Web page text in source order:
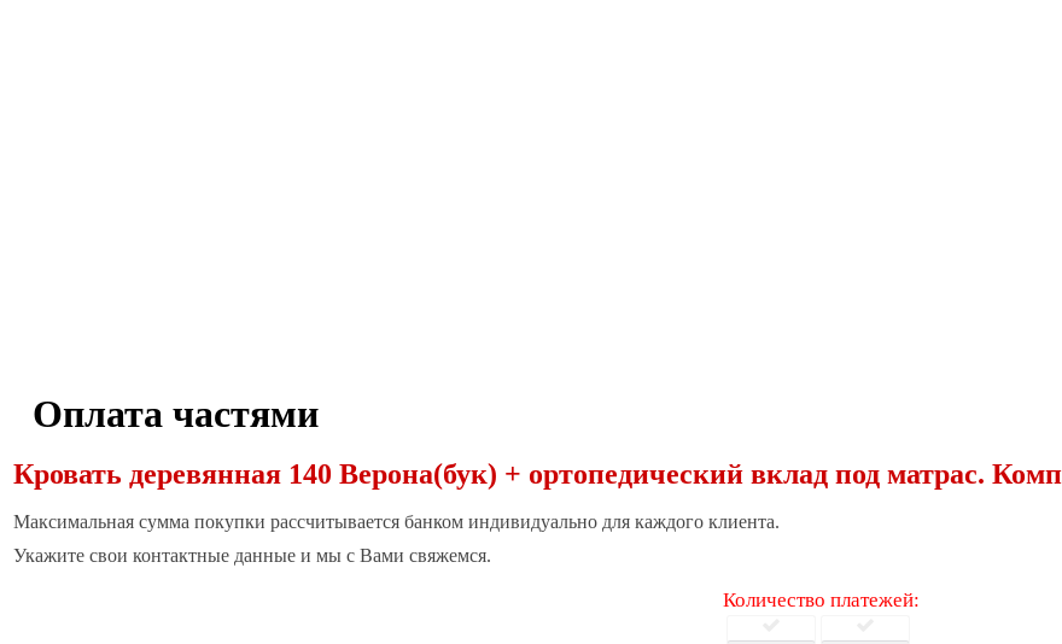
Оплата частями
Кровать деревянная 140 Верона(бук) + ортопедический вклад под матрас.
Максимальная сумма покупки рассчитывается банком индивидуально для каждого клиента.
Укажите свои контактные данные и мы с Вами свяжемся.
Количество платежей: